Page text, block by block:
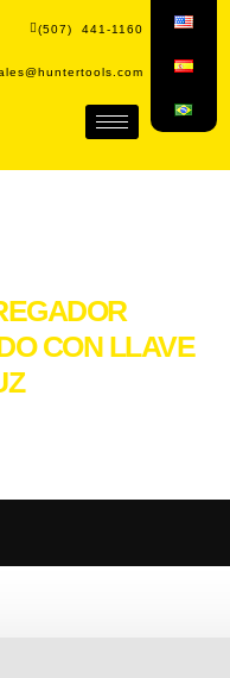
(507) 441-1160
CON LLAVE